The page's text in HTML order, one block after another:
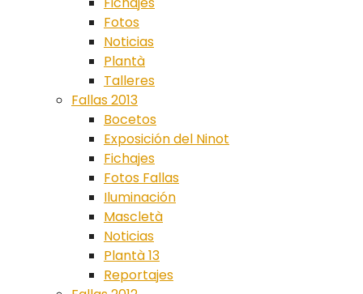
Fotos
Noticias
Plantà
Talleres
Fallas 2013
Bocetos
Exposición del Ninot
Fichajes
Fotos Fallas
Iluminación
Mascletà
Noticias
Plantà 13
Reportajes